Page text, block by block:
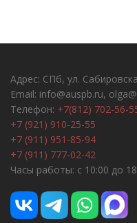
Адрес: СПб, ул.
Email: info@auspb.ru,
Телефон: +7(812) 702-56-
+7 (921) 910-25-55
+7 (911) 951-85-94
+7 (911) 777-02-42
Часы работы: с 10:00 до